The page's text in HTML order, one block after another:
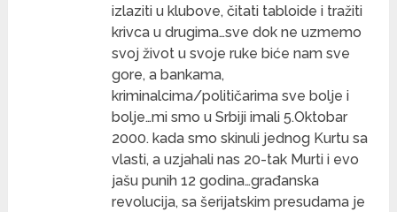
izlaziti u klubove, čitati tabloide i tražiti
krivca u drugima…sve dok ne uzmemo
svoj život u svoje ruke biće nam sve
gore, a bankama,
kriminalcima/političarima sve bolje i
bolje…mi smo u Srbiji imali 5.Oktobar
2000. kada smo skinuli jednog Kurtu sa
vlasti, a uzjahali nas 20-tak Murti i evo
jašu punih 12 godina…građanska
revolucija, sa šerijatskim presudama je